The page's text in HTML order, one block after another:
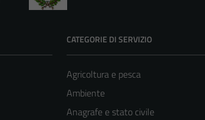
CATEGORIE DI SERVIZIO
Agricoltura e pesca
Ambiente
Anagrafe e stato civile